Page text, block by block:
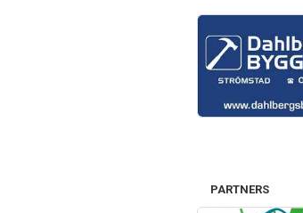
PARTNERS